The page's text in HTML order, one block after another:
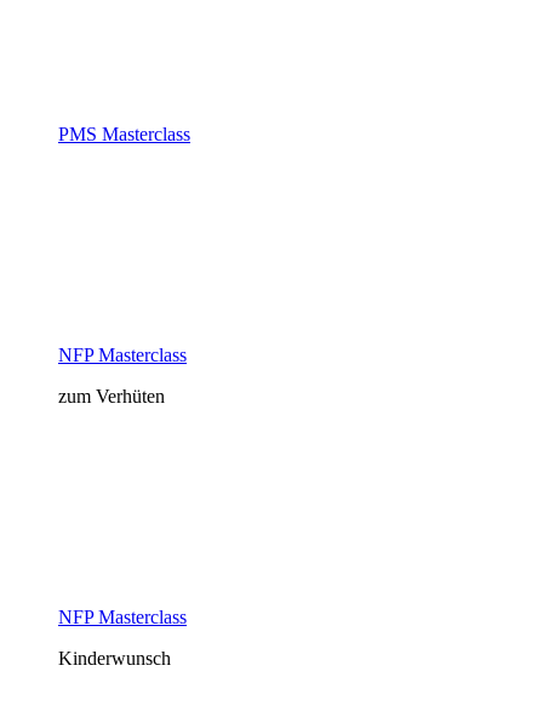
PMS Masterclass
NFP Masterclass
zum Verhüten
NFP Masterclass
Kinderwunsch